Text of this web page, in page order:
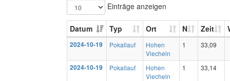
Einträge anzeigen
Datum Typ Ort N Zeit
2024-10-19 Pokallauf
Hohen
Viecheln
1 33,09
2024-10-19 Pokallauf
Hohen
Viecheln
1 33,14